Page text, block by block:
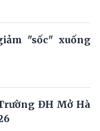
"sốc" xuống
ĐH Mở Hà